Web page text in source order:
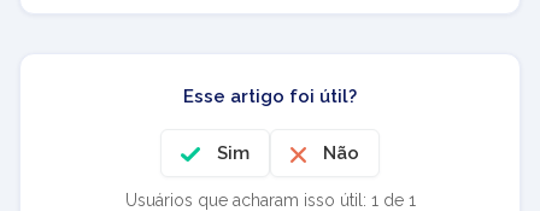
Esse artigo foi útil?
Sim Não
Usuários que acharam isso útil: 1 de 1